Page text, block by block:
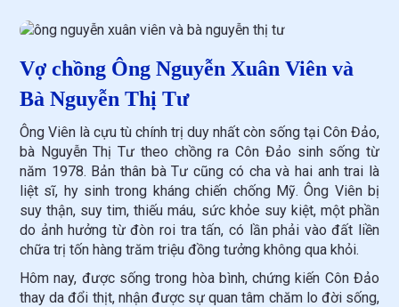
Vợ chồng Ông Nguyễn Xuân Viên và
Bà Nguyễn Thị Tư
Ông Viên là cựu tù chính trị duy nhất còn sống tại Côn Đảo,
bà Nguyễn Thị Tư theo chồng ra Côn Đảo sinh sống từ
năm 1978. Bản thân bà Tư cũng có cha và hai anh trai là
liệt sĩ, hy sinh trong kháng chiến chống Mỹ. Ông Viên bị
suy thận, suy tim, thiếu máu, sức khỏe suy kiệt, một phần
do ảnh hưởng từ đòn roi tra tấn, có lần phải vào đất liền
chữa trị tốn hàng trăm triệu đồng tưởng không qua khỏi.
Hôm nay, được sống trong hòa bình, chứng kiến Côn Đảo
thay da đổi thịt, nhận được sự quan tâm chăm lo đời sống,